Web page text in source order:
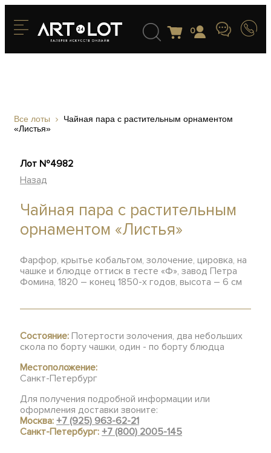
0
Все лоты
Чайная пара с растительным орнаментом
«Листья»
Лот №4982
Назад
Чайная пара с растительным
орнаментом «Листья»
Фарфор, крытье кобальтом, золочение, цировка, на
чашке и блюдце оттиск в тесте «Ф», завод Петра
Фомина, 1820 – конец 1850-х годов, высота – 6 см
Состояние: Потертости золочения, два небольших
скола по борту чашки, один - по борту блюдца
Местоположение:
Санкт-Петербург
Для получения подробной информации или
оформления доставки звоните:
Москва:+7 (925) 963-62-21
Санкт-Петербург:+7 (800) 2005-145